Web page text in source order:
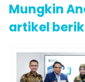
Mungkin
artikel